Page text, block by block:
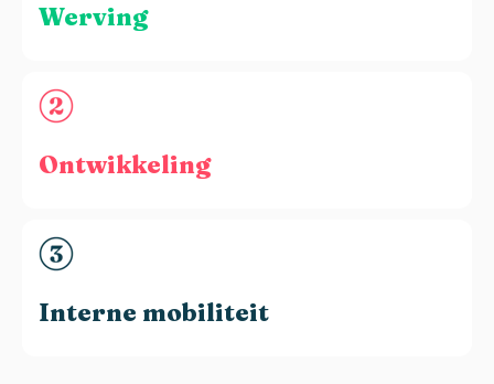
Werving
Ontwikkeling
Interne mobiliteit